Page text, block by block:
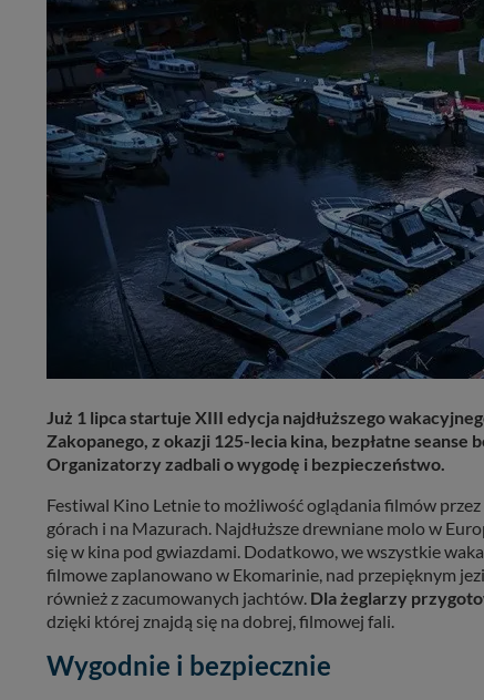
Już 1 lipca startuje XIII edycja najdłuższego
Zakopanego, z okazji 125-lecia kina, bezpłatne
Organizatorzy zadbali o wygodę i bezpieczeństwo.
Festiwal Kino Letnie to możliwość oglądania filmów
górach i na Mazurach. Najdłuższe drewniane molo w
się w kina pod gwiazdami. Dodatkowo, we wszystkie
filmowe zaplanowano w Ekomarinie, nad przepięknym
również z zacumowanych jachtów. Dla żeglarzy
dzięki której znajdą się na dobrej, filmowej fali.
Wygodnie i bezpiecznie